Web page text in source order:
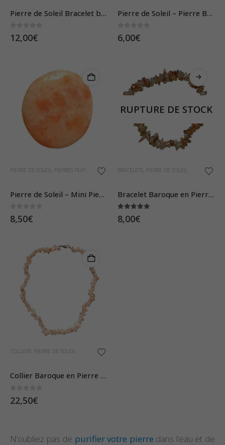
Pierre de Soleil Bracelet baroque
12,00€
Pierre de Soleil – Pierre Brute
6,00€
PIERRE DE SOLEIL PIERRES PLATES
Pierre de Soleil – Mini Pierre Plate
8,50€
RUPTURE DE STOCK
BRACELETS PIERRE DE SOLEIL
Bracelet Baroque en Pierre de Soleil
8,00€
COLLIERS PIERRE DE SOLEIL
Collier Baroque en Pierre de Soleil
22,50€
N’oubliez pas de purifier votre pierre dans l’eau et de